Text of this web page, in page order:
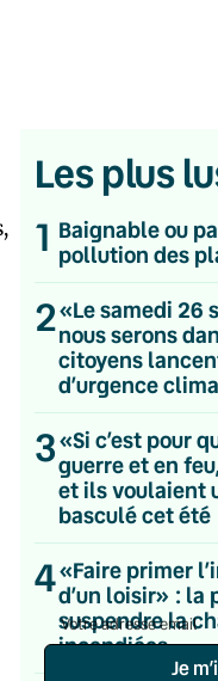
Les plus
1 Baignable ou
pollution des
2«Le samedi 26
nous serons
citoyens
d’urgence
3«Si c’est pour
guerre et en
et ils voulaient
basculé cet été
4«Faire primer
d’un loisir» : la
suspendre la
incendiées
💌 Inscrivez-
Quotidienne
Du lundi au
Hebdomadaire
Le samedi
Chaleurs
C’était Mieux
Occasionnelle
Je